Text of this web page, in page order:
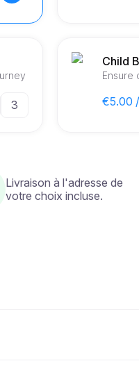
3
Child
Ensure
€5.00
Livraison à l'adresse de
votre choix incluse.
être titulaire d'un permis
requise. Certains
au moins 2 ans.
être effectués par